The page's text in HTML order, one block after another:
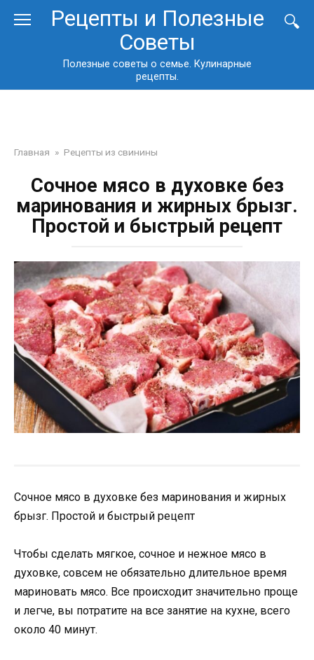
Рецепты и Полезные
Советы
Полезные советы о семье. Кулинарные
рецепты.
Главная » Рецепты из свинины
Сочное мясо в духовке без
маринования и жирных брызг.
Простой и быстрый рецепт
Сочное мясо в духовке без маринования и жирных
брызг. Простой и быстрый рецепт
Чтобы сделать мягкое, сочное и нежное мясо в
духовке, совсем не обязательно длительное время
мариновать мясо. Все происходит значительно проще
и легче, вы потратите на все занятие на кухне, всего
около 40 минут.